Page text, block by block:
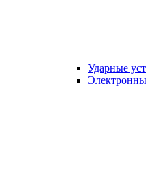
Ударные